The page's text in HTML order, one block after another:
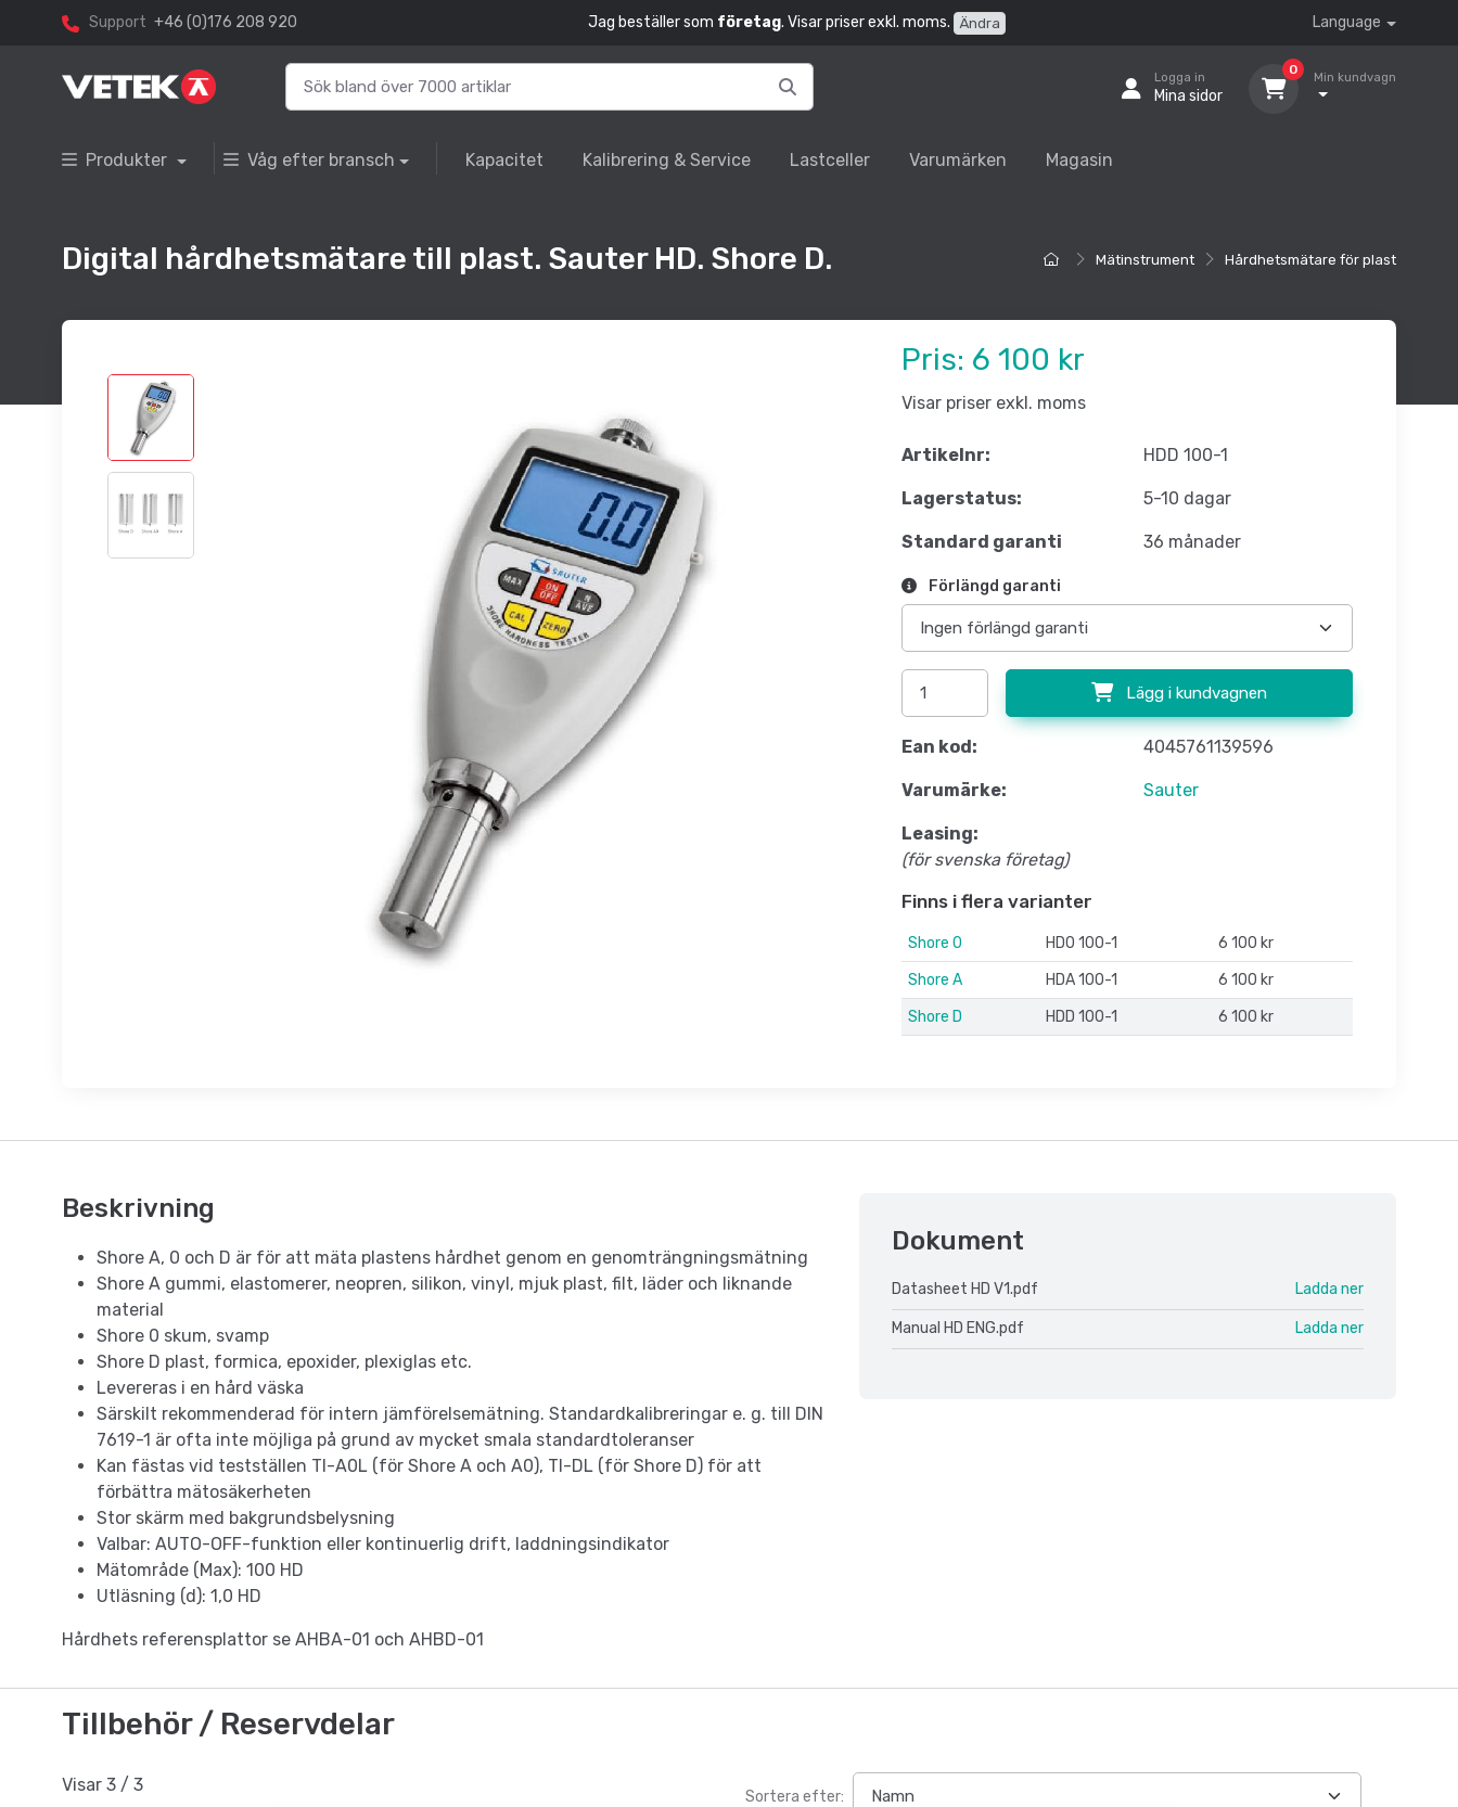
Support +46 (0)176 208 920 Jag beställer som företag. Visar priser exkl. moms. Ändra Language
Logga in
Mina sidor
0
Min kundvagn
Produkter Våg efter bransch Kapacitet Kalibrering & Service Lastceller Varumärken Magasin
Mätinstrument Hårdhetsmätare för plast
Digital hårdhetsmätare till plast. Sauter HD. Shore D.
Pris: 6 100 kr
Visar priser exkl. moms
Artikelnr: HDD 100-1
Lagerstatus: 5-10 dagar
Standard garanti 36 månader
Förlängd garanti
Lägg i kundvagnen
Ean kod: 4045761139596
Varumärke: Sauter
Leasing:
(för svenska företag)
Finns i flera varianter
Shore 0 HD0 100-1
6 100 kr
Shore A
HDA 100-1
6 100 kr
Shore D
HDD 100-1 6 100 kr
Beskrivning
Shore A, 0 och D är för att mäta plastens hårdhet genom en genomträngningsmätning
Shore A gummi, elastomerer, neopren, silikon, vinyl, mjuk plast, filt, läder och liknande
material
Shore 0 skum, svamp
Shore D plast, formica, epoxider, plexiglas etc.
Levereras i en hård väska
Särskilt rekommenderad för intern jämförelsemätning. Standardkalibreringar e. g. till DIN
7619-1 är ofta inte möjliga på grund av mycket smala standardtoleranser
Kan fästas vid testställen TI-A0L (för Shore A och A0), TI-DL (för Shore D) för att
förbättra mätosäkerheten
Stor skärm med bakgrundsbelysning
Valbar: AUTO-OFF-funktion eller kontinuerlig drift, laddningsindikator
Mätområde (Max): 100 HD
Utläsning (d): 1,0 HD
Hårdhets referensplattor se AHBA-01 och AHBD-01
Dokument
Datasheet HD V1.pdf Ladda ner
Manual HD ENG.pdf Ladda ner
Tillbehör / Reservdelar
Visar 3 / 3
Sortera efter: